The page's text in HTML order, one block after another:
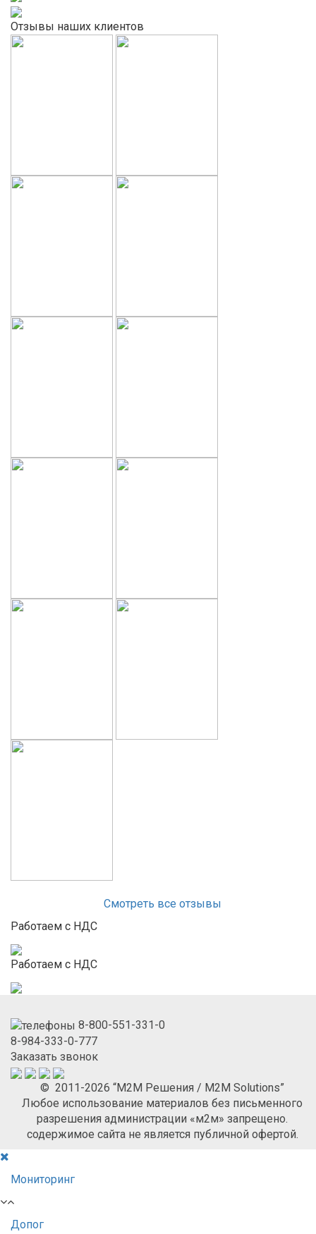
Отзывы наших клиентов
Смотреть все отзывы
Работаем с НДС
Работаем с НДС
8-800-551-331-0
8-984-333-0-777
Заказать звонок
© 2011-2026 “М2М Решения / M2M Solutions”
Любое использование материалов без письменного
разрешения администрации «м2м» запрещено.
содержимое сайта не является публичной офертой.
Мониторинг
Допог